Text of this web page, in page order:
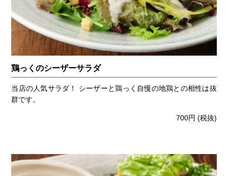
鶏っくのシーザーサラダ
当店の人気サラダ！ シーザーと鶏っく自慢の地鶏との相性は抜
群です。
700円 (税抜)